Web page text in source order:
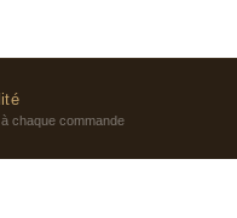
chaque commande